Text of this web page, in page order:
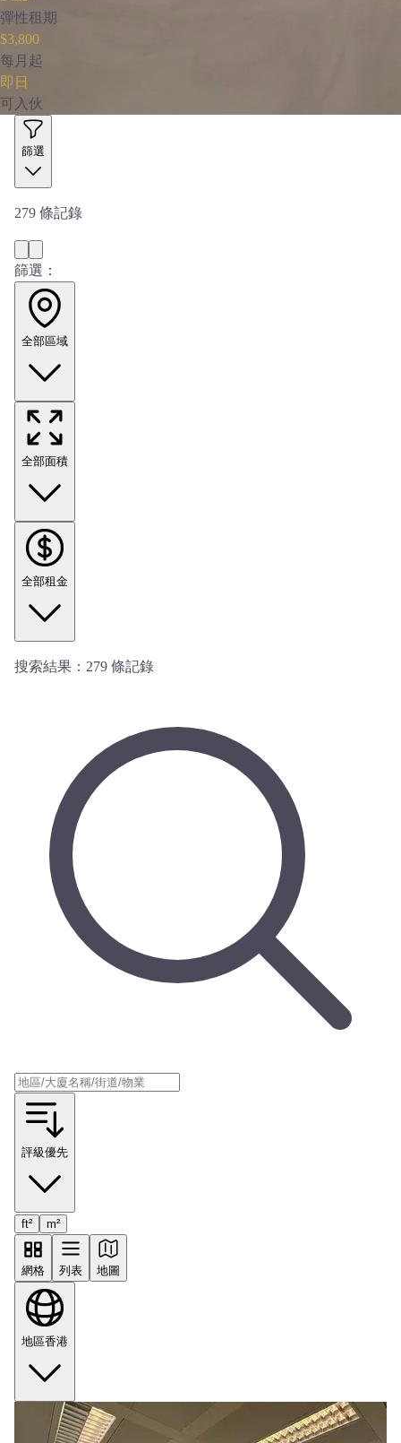
彈性租期
$3,800
每月起
即日
可入伙
篩選
279 條記錄
篩選：
全部區域
全部面積
全部租金
搜索結果： 279 條記錄
評級優先
ft² m²
網格 列表 地圖
地區香港